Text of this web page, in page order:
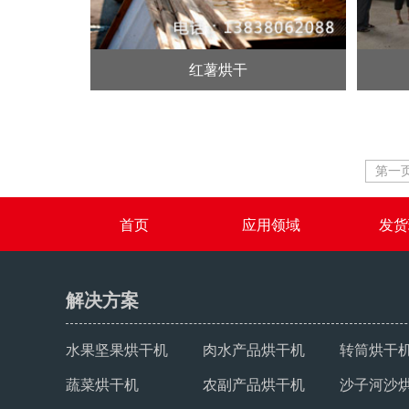
红薯烘干
第一
首页 应用领域 发
解决方案
水果坚果烘干机
蔬菜烘干机
肉水产品烘干机
农副产品烘干机
转筒烘干
沙子河沙